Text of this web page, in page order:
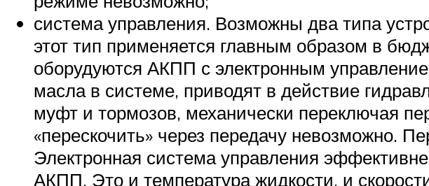
система управления. Возможны два типа
этот тип применяется главным образом в
оборудуются АКПП с электронным
масла в системе, приводят в действие
муфт и тормозов, механически переключая
«перескочить» через передачу невозможно.
Электронная система управления
АКПП. Это и температура жидкости, и